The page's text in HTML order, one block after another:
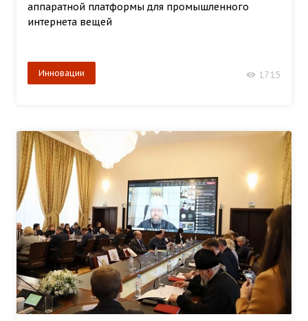
аппаратной платформы для промышленного
интернета вещей
Инновации 1715